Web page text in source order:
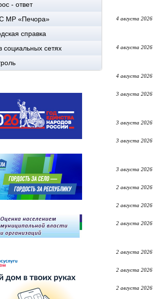
- ответ
МР «Печора»
справка
социальных сетях
4 августа 2026
4 августа 2026
4 августа 2026
3 августа 2026
3 августа 2026
3 августа 2026
3 августа 2026
2 августа 2026
2 августа 2026
2 августа 2026
2 августа 2026
2 августа 2026
2 августа 2026